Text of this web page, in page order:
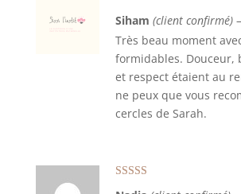
Siham (client confirmé) –
Très beau moment
formidables. Douceur,
et respect étaient au
ne peux que vous
cercles de Sarah.